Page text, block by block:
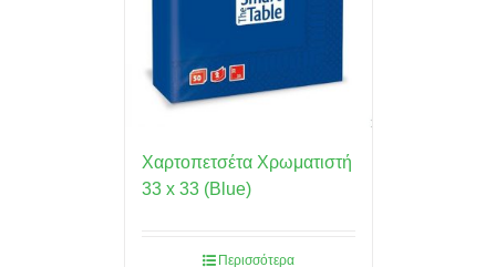
Χαρτοπετσέτα Χρωματιστή
33 x 33 (Blue)
Περισσότερα